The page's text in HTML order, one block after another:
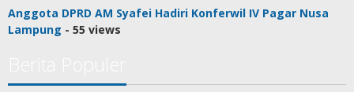
Anggota DPRD AM Syafei Hadiri Konferwil IV Pagar Nusa
Lampung - 55 views